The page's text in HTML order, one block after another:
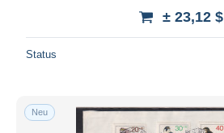
± 23,12 $
Status
Neu